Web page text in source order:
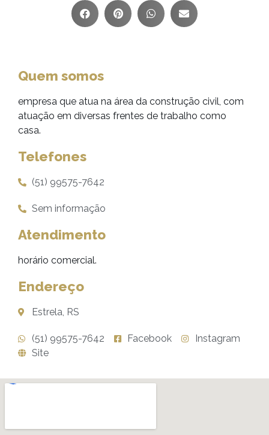
Quem somos
empresa que atua na área da construção civil, com
atuação em diversas frentes de trabalho como
casa.
Telefones
(51) 99575-7642
Sem informação
Atendimento
horário comercial.
Endereço
Estrela, RS
(51) 99575-7642 Facebook
Instagram
Site